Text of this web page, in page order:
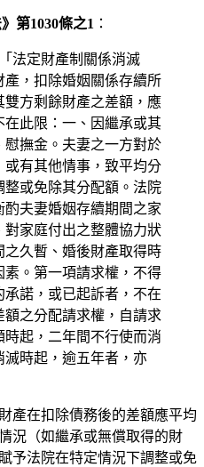
》第1030條之1 ：
法定財產制關係消滅
產，扣除婚姻關係存續所
方剩餘財產之差額，應
此限：一、因繼承或其
撫金。夫妻之一方對於
有其他情事，致平均分
或免除其分配額。法院
夫妻婚姻存續期間之家
家庭付出之整體協力狀
久暫、婚後財產取得時
素。第一項請求權，不得
諾，或已起訴者，不在
之分配請求權，自請求
起，二年間不行使而消
時起，逾五年者，亦
產在扣除債務後的差額應平均
況（如繼承或無償取得的財
予法院在特定情況下調整或免